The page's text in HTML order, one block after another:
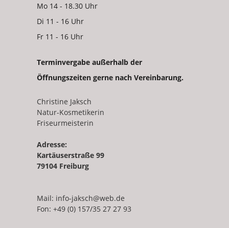
Mo 14 - 18.30 Uhr
Di 11 - 16 Uhr
Fr 11 - 16 Uhr
Terminvergabe außerhalb der
Öffnungszeiten gerne nach Vereinbarung.
Christine Jaksch
Natur-Kosmetikerin
Friseurmeisterin
Adresse:
Kartäuserstraße 99
79104 Freiburg
Mail: info-jaksch@web.de
Fon: +49 (0) 157/35 27 27 93